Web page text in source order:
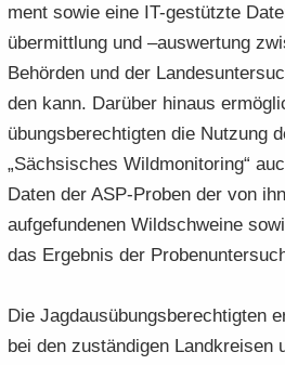
ment sowie eine IT-​gestützte
übermittlung und –aus­wer­tung
Be­hör­den und der
den kann. Dar­über hin­aus
übungs­be­rech­tig­ten die Nut­zung
„Säch­si­sches Wild­mo­ni­to­ring“
Daten der ASP-​Proben der von
auf­ge­fun­de­nen Wild­schwei­ne
das Er­geb­nis der
Die Jagd­aus­übungs­be­rech­tig­ten
bei den zu­stän­di­gen Land­krei­sen